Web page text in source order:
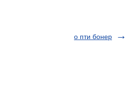
о пти бонер